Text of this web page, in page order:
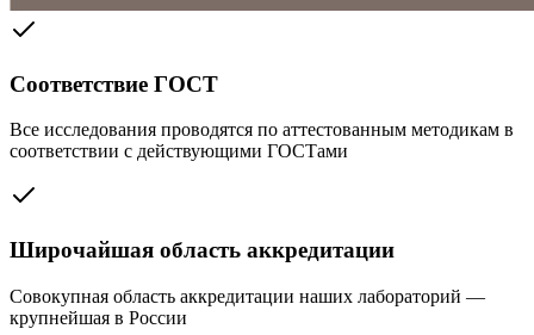
Соответствие ГОСТ
Все исследования проводятся по аттестованным методикам в
соответствии с действующими ГОСТами
Широчайшая область аккредитации
Совокупная область аккредитации наших лабораторий —
крупнейшая в России